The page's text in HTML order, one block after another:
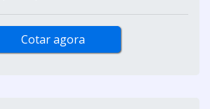
Cotar agora